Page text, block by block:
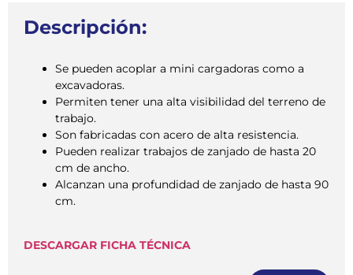
Descripción:
Se pueden acoplar a mini cargadoras como a
excavadoras.
Permiten tener una alta visibilidad del terreno de
trabajo.
Son fabricadas con acero de alta resistencia.
Pueden realizar trabajos de zanjado de hasta 20
cm de ancho.
Alcanzan una profundidad de zanjado de hasta 90
cm.
DESCARGAR FICHA TÉCNICA